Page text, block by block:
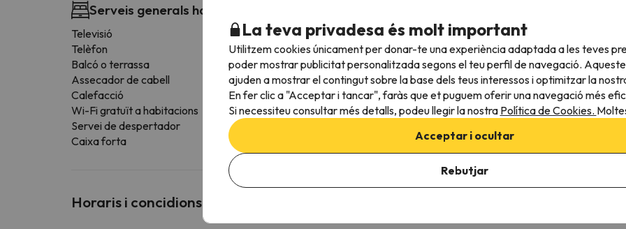
Serveis generals habitació
Televisió
Telèfon
Balcó o terrassa
Assecador de cabell
Calefacció
Wi-Fi gratuït a habitacions
Servei de despertador
Caixa forta
Lavabo
Amenities
Dutxa o banyera
Horaris i concidions especials
La teva privadesa és molt important
Utilitzem cookies únicament per donar-te una experiència adaptada a les teves
poder mostrar publicitat personalitzada segons el teu perfil de navegació.
ajuden a mostrar el contingut sobre la base dels teus interessos i optimitzar la
En fer clic a "Acceptar i tancar", faràs que et puguem oferir una navegació més
Si necessiteu consultar més detalls, podeu llegir la nostra Política de Cookies.
Acceptar i ocultar
Rebutjar